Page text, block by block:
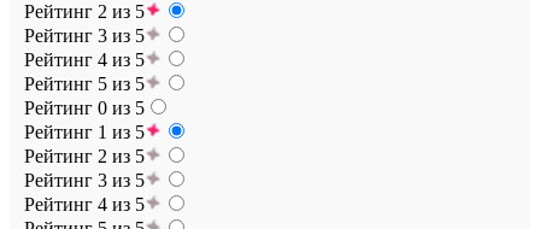
Рейтинг 2 из 5
Рейтинг 3 из 5
Рейтинг 4 из 5
Рейтинг 5 из 5
Рейтинг 0 из 5
Рейтинг 1 из 5
Рейтинг 2 из 5
Рейтинг 3 из 5
Рейтинг 4 из 5